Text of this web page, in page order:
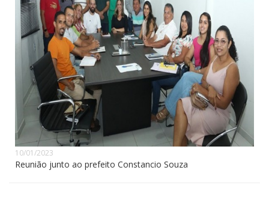
10/01/2023
Reunião junto ao prefeito Constancio Souza